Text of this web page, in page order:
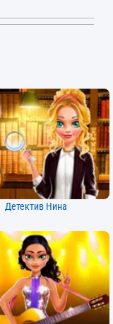
Детектив Нина